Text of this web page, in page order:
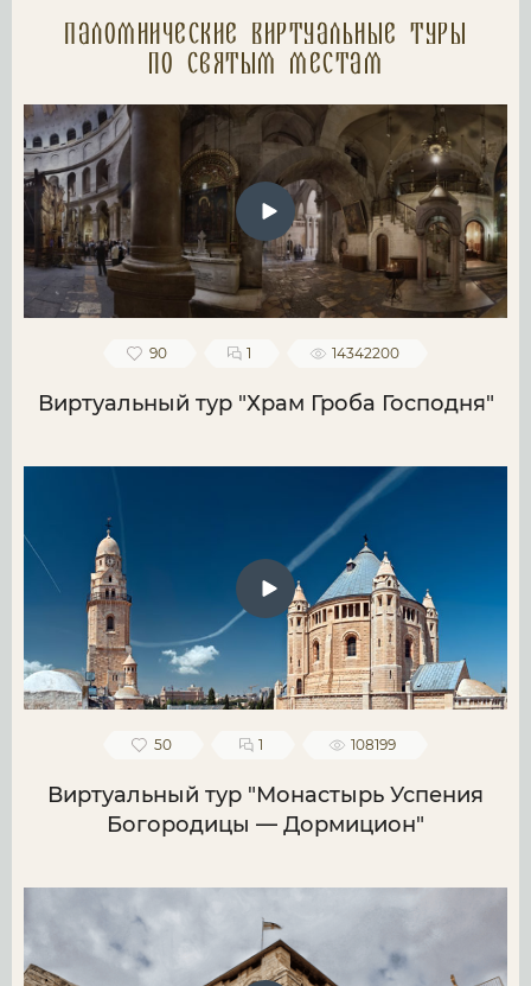
Паломнические Виртуальные туры
по святым местам
90 1 14342200
Виртуальный тур "Храм Гроба Господня"
50 1 108199
Виртуальный тур "Монастырь Успения
Богородицы — Дормицион"